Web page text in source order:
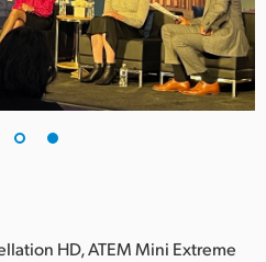
HD, ATEM Mini Extreme